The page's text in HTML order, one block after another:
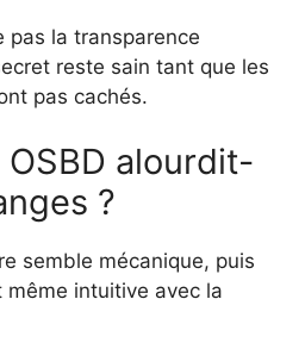
pas la transparence
reste sain tant que les
pas cachés.
alourdit-
?
semble mécanique, puis
intuitive avec la